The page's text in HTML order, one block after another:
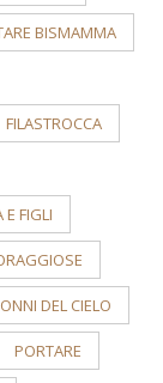
BISMAMMA
FILASTROCCA
FIGLI
DEL CIELO
PORTARE